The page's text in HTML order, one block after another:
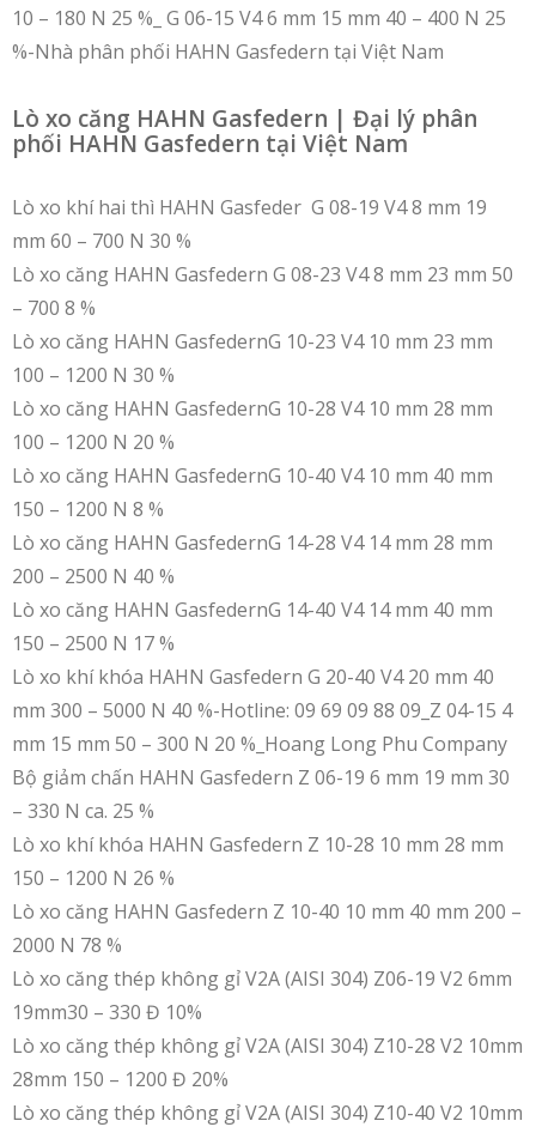
10 – 180 N 25 %_ G 06-15 V4 6 mm 15 mm 40 – 400 N 25
%-Nhà phân phối HAHN Gasfedern tại Việt Nam
Lò xo căng HAHN Gasfedern | Đại lý phân
phối HAHN Gasfedern tại Việt Nam
Lò xo khí hai thì HAHN Gasfeder G 08-19 V4 8 mm 19
mm 60 – 700 N 30 %
Lò xo căng HAHN Gasfedern G 08-23 V4 8 mm 23 mm 50
– 700 8 %
Lò xo căng HAHN GasfedernG 10-23 V4 10 mm 23 mm
100 – 1200 N 30 %
Lò xo căng HAHN GasfedernG 10-28 V4 10 mm 28 mm
100 – 1200 N 20 %
Lò xo căng HAHN GasfedernG 10-40 V4 10 mm 40 mm
150 – 1200 N 8 %
Lò xo căng HAHN GasfedernG 14-28 V4 14 mm 28 mm
200 – 2500 N 40 %
Lò xo căng HAHN GasfedernG 14-40 V4 14 mm 40 mm
150 – 2500 N 17 %
Lò xo khí khóa HAHN Gasfedern G 20-40 V4 20 mm 40
mm 300 – 5000 N 40 %-Hotline: 09 69 09 88 09_Z 04-15 4
mm 15 mm 50 – 300 N 20 %_Hoang Long Phu Company
Bộ giảm chấn HAHN Gasfedern Z 06-19 6 mm 19 mm 30
– 330 N ca. 25 %
Lò xo khí khóa HAHN Gasfedern Z 10-28 10 mm 28 mm
150 – 1200 N 26 %
Lò xo căng HAHN Gasfedern Z 10-40 10 mm 40 mm 200 –
2000 N 78 %
Lò xo căng thép không gỉ V2A (AISI 304) Z06-19 V2 6mm
19mm30 – 330 Đ 10%
Lò xo căng thép không gỉ V2A (AISI 304) Z10-28 V2 10mm
28mm 150 – 1200 Đ 20%
Lò xo căng thép không gỉ V2A (AISI 304) Z10-40 V2 10mm